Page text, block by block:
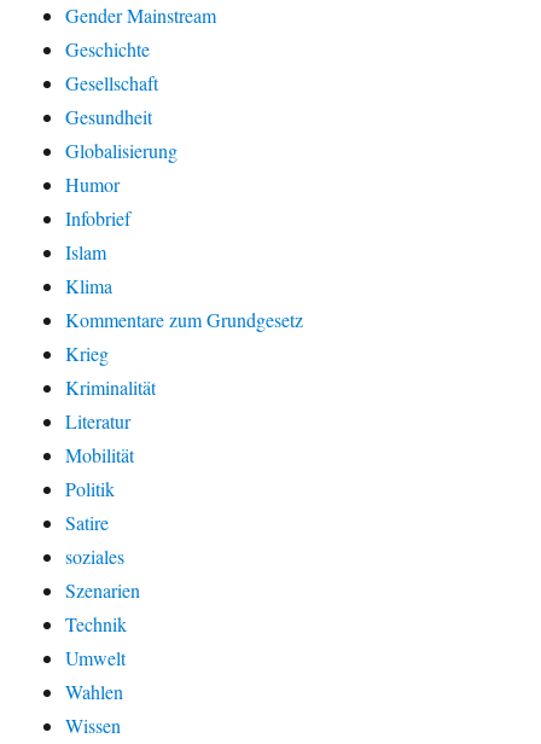
Gender Mainstream
Geschichte
Gesellschaft
Gesundheit
Globalisierung
Humor
Infobrief
Islam
Klima
Kommentare zum Grundgesetz
Krieg
Kriminalität
Literatur
Mobilität
Politik
Satire
soziales
Szenarien
Technik
Umwelt
Wahlen
Wissen